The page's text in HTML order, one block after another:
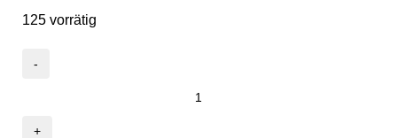
125 vorrätig